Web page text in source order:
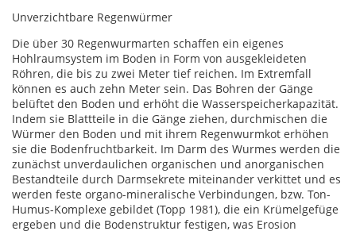
Unverzichtbare Regenwürmer
Die über 30 Regenwurmarten schaffen ein eigenes
Hohlraumsystem im Boden in Form von ausgekleideten
Röhren, die bis zu zwei Meter tief reichen. Im Extremfall
können es auch zehn Meter sein. Das Bohren der Gänge
belüftet den Boden und erhöht die Wasserspeicherkapazität.
Indem sie Blattteile in die Gänge ziehen, durchmischen die
Würmer den Boden und mit ihrem Regenwurmkot erhöhen
sie die Bodenfruchtbarkeit. Im Darm des Wurmes werden die
zunächst unverdaulichen organischen und anorganischen
Bestandteile durch Darmsekrete miteinander verkittet und es
werden feste organo-mineralische Verbindungen, bzw. Ton-
Humus-Komplexe gebildet (Topp 1981), die ein Krümelgefüge
ergeben und die Bodenstruktur festigen, was Erosion